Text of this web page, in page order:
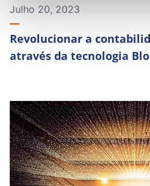
Julho 20, 2023
Revolucionar a
através da tecnologia